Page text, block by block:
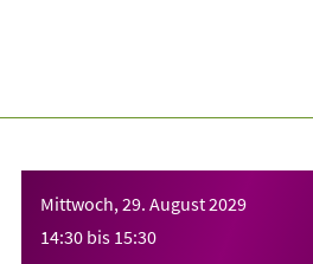
Mittwoch, 29. August 2029
14:30 bis 15:30